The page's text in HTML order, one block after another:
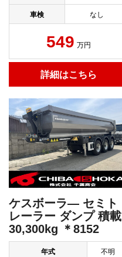
車検 なし
549 万円
詳細はこちら
ケスボーラ― セミト
レーラー ダンプ 積載
30,300kg ＊8152
年式 不明